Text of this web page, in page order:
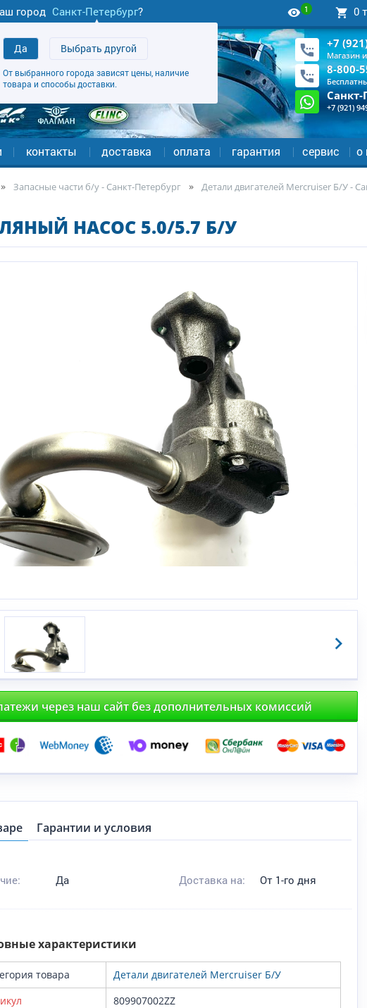
город Санкт-Петербург?
Да Выбрать другой
От выбранного города зависят цены, наличие
товара и способы доставки.
1 0
+7
Магазин
8-800-
Санкт-
+7 (921)
контакты доставка оплата гарантия сервис о
Запасные части б/у - Санкт-Петербург Детали двигателей Mercruiser Б/У -
НАСОС 5.0/5.7 Б/У
через наш сайт без дополнительных комиссий
Гарантии и условия
Да Доставка на: От 1-го дня
характеристики
товара
Детали двигателей Mercruiser Б/У
809907002ZZ